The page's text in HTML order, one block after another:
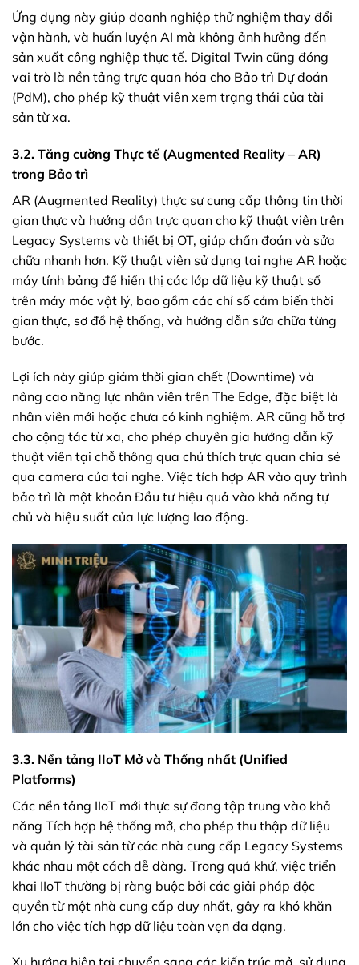
Ứng dụng này giúp doanh nghiệp thử nghiệm thay đổi
vận hành, và huấn luyện AI mà không ảnh hưởng đến
sản xuất công nghiệp thực tế. Digital Twin cũng đóng
vai trò là nền tảng trực quan hóa cho Bảo trì Dự đoán
(PdM), cho phép kỹ thuật viên xem trạng thái của tài
sản từ xa.
3.2. Tăng cường Thực tế (Augmented Reality – AR)
trong Bảo trì
AR (Augmented Reality) thực sự cung cấp thông tin thời
gian thực và hướng dẫn trực quan cho kỹ thuật viên trên
Legacy Systems và thiết bị OT, giúp chẩn đoán và sửa
chữa nhanh hơn. Kỹ thuật viên sử dụng tai nghe AR hoặc
máy tính bảng để hiển thị các lớp dữ liệu kỹ thuật số
trên máy móc vật lý, bao gồm các chỉ số cảm biến thời
gian thực, sơ đồ hệ thống, và hướng dẫn sửa chữa từng
bước.
Lợi ích này giúp giảm thời gian chết (Downtime) và
nâng cao năng lực nhân viên trên The Edge, đặc biệt là
nhân viên mới hoặc chưa có kinh nghiệm. AR cũng hỗ trợ
cho cộng tác từ xa, cho phép chuyên gia hướng dẫn kỹ
thuật viên tại chỗ thông qua chú thích trực quan chia sẻ
qua camera của tai nghe. Việc tích hợp AR vào quy trình
bảo trì là một khoản Đầu tư hiệu quả vào khả năng tự
chủ và hiệu suất của lực lượng lao động.
3.3. Nền tảng IIoT Mở và Thống nhất (Unified
Platforms)
Các nền tảng IIoT mới thực sự đang tập trung vào khả
năng Tích hợp hệ thống mở, cho phép thu thập dữ liệu
và quản lý tài sản từ các nhà cung cấp Legacy Systems
khác nhau một cách dễ dàng. Trong quá khứ, việc triển
khai IIoT thường bị ràng buộc bởi các giải pháp độc
quyền từ một nhà cung cấp duy nhất, gây ra khó khăn
lớn cho việc tích hợp dữ liệu toàn vẹn đa dạng.